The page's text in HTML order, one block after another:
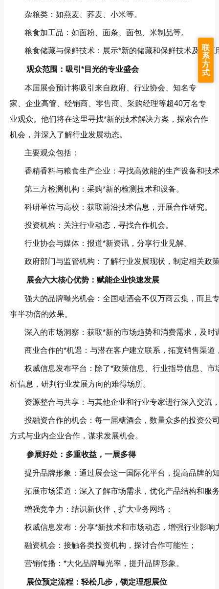
杂粮类：如燕麦、荞麦、小米等。
粮食加工品：如面粉、面条、面包、米制品等。
粮食储藏与保鲜技术：展示*新的储藏和保鲜技术及其应
观众范围：吸引*目光的专业盛会
本届展会预计将吸引来自政府、行业协会、知名专
家、企业高管、经销商、零售商、采购经理等超40万名专
业观众。他们将在这里寻找*新的技术解决方案，探索合作
机会，并深入了解行业发展动态。
主要观众包括：
香精香料与粮食生产企业：寻找高效能的生产设备和技
第三方检测机构：采购*新的检测技术和设备。
科研单位与高校：获取前沿技术信息，开展合作研究。
投资机构：关注行业动态，寻找合作机会。
行业协会与媒体：报道*新资讯，分享行业见解。
政府部门与监管机构：了解行业发展现状，制定相关政
展会六大核心优势：赋能企业快速发展
强大的品牌曝光机会：全国糖酒会不仅万商云集，而且
事半功倍的效果。
深入的市场洞察：获取*新的市场趋势和消费需求，及
商业合作的*机遇：与潜在客户建立联系，拓宽销售渠道
权威信息发布平台：除了*政策信息、行业指导信息、
析信息，研判行业发展方向的难得场所。
资源整合与共享：与其他企业和行业专家进行深入交流
投融资合作的机会：每一届糖酒会，数量众多的投资公
方式与业内企业合作，谋求发展机会。
参展好处：多重收益，一展多得
提升品牌形象：通过展会这一国际化平台，提高品牌的
拓展市场渠道：深入了解市场需求，优化产品结构和服
增强竞争力：结识新伙伴，扩大业务网络；
权威信息发布：分享*新技术和市场动态，增强行业影响
融资机会：接触各类投资机构，探讨合作可能性；
营销传播：*大化品牌曝光率，提升品牌形象。
展位预定流程：轻松几步，锁定理想展位
联
系
方
式